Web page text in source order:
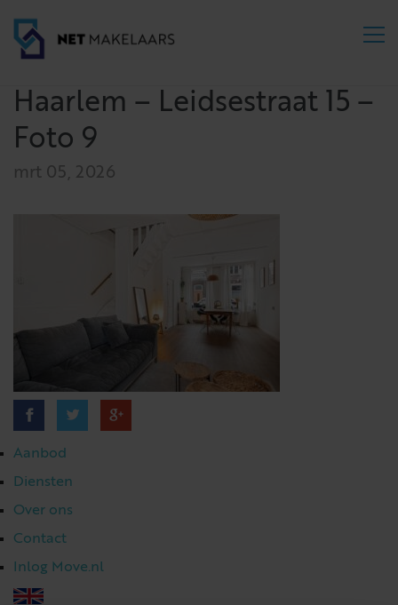
Haarlem – Leidsestraat 15 –
Foto 9
mrt 05, 2026
Aanbod
Diensten
Over ons
Contact
Inlog Move.nl